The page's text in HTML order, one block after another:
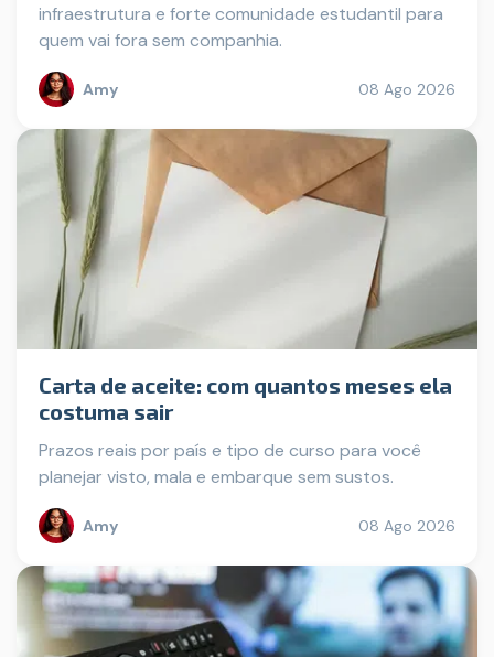
infraestrutura e forte comunidade estudantil para
quem vai fora sem companhia.
Amy 08 Ago 2026
Carta de aceite: com quantos meses ela
costuma sair
Prazos reais por país e tipo de curso para você
planejar visto, mala e embarque sem sustos.
Amy 08 Ago 2026